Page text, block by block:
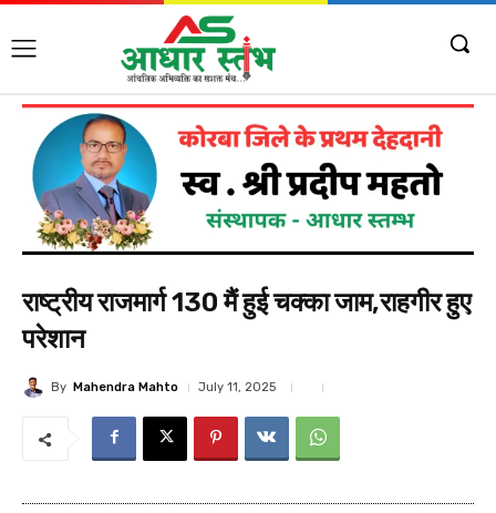
राष्ट्रीय राजमार्ग 130 मैं हुई चक्का जाम,राहगीर हुए
परेशान
By Mahendra Mahto July 11, 2025